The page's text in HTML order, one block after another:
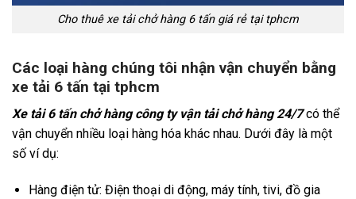
Cho thuê xe tải chở hàng 6 tấn giá rẻ tại tphcm
Các loại hàng chúng tôi nhận vận chuyển bằng
xe tải 6 tấn tại tphcm
Xe tải 6 tấn chở hàng công ty vận tải chở hàng 24/7có thể
vận chuyển nhiều loại hàng hóa khác nhau. Dưới đây là một
số ví dụ:
Hàng điện tử: Điện thoại di động, máy tính, tivi, đồ gia